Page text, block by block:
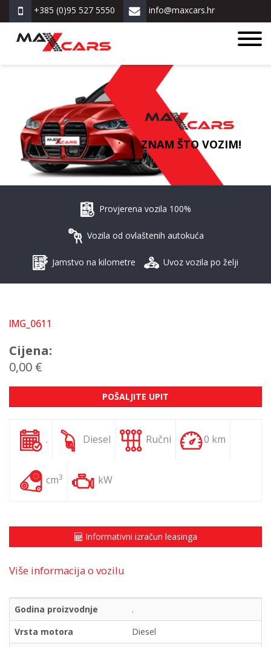
+385 (0)95 527 5550 info@maxcars.hr
ZNAM ŠTO VOZIM!
Provjerena vozila 100%
Vozila od ovlaštenih autokuća
Jamstvo na kilometre Uvoz vozila po želji
IMG_0611
Cijena:
0,00 €
POŠALJITE UPIT
. Diesel Ručni 0 km
cm3 kW
Informativni izračun leasinga
Više informacija o vozilu
Godina proizvodnje
.
Vrsta motora
Diesel